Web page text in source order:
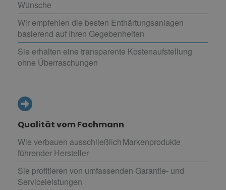
Wünsche
Wir empfehlen die besten Enthärtungsanlagen
basierend auf Ihren Gegebenheiten
Sie erhalten eine transparente Kostenaufstellung
ohne Überraschungen
Qualität vom Fachmann
Wie verbauen ausschließlich Markenprodukte
führender Hersteller
Sie profitieren von umfassenden Garantie- und
Serviceleistungen